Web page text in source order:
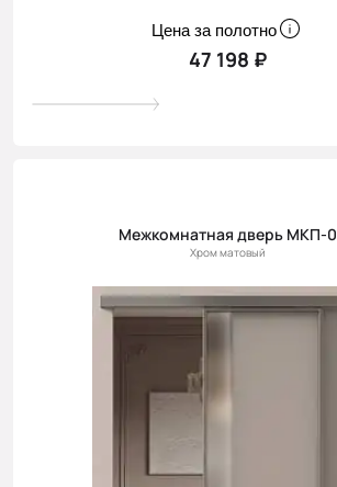
Цена за полотно
47 198 ₽
Межкомнатная дверь МКП-0
Хром матовый